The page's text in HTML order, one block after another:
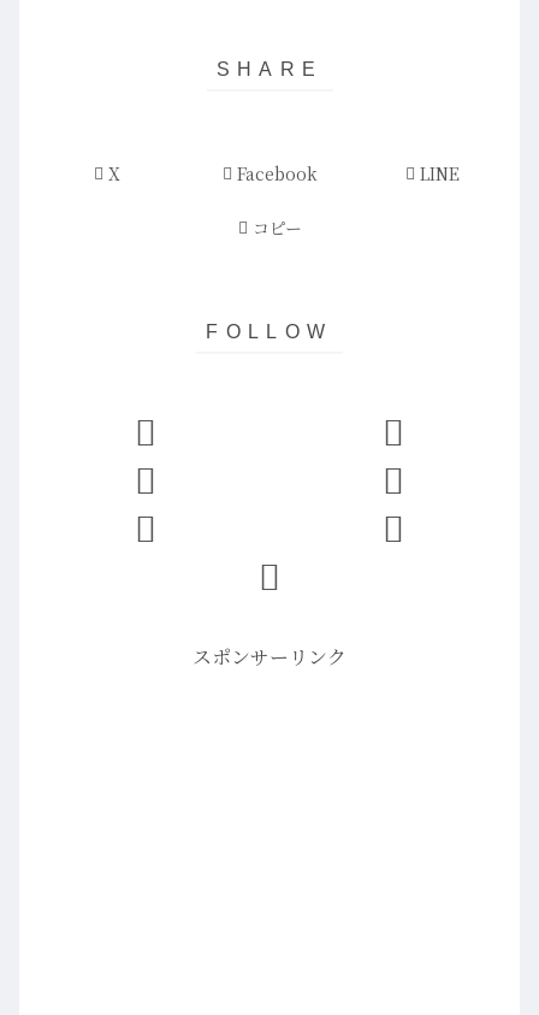
X Facebook LINE
コピー
スポンサーリンク